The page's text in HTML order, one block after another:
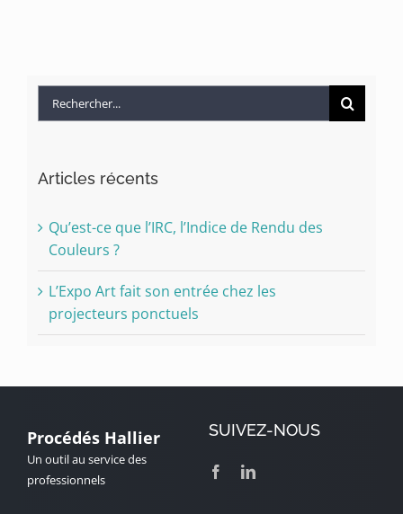
Rechercher:
Articles récents
Qu’est-ce que l’IRC, l’Indice de Rendu des
Couleurs ?
L’Expo Art fait son entrée chez les
projecteurs ponctuels
Procédés Hallier
Un outil au service des
professionnels
SUIVEZ-NOUS